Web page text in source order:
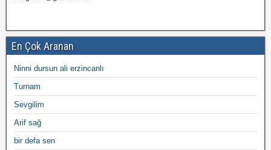
En Çok Aranan
Ninni dursun ali erzincanlı
Turnam
Sevgilim
Arif sağ
bir defa sen